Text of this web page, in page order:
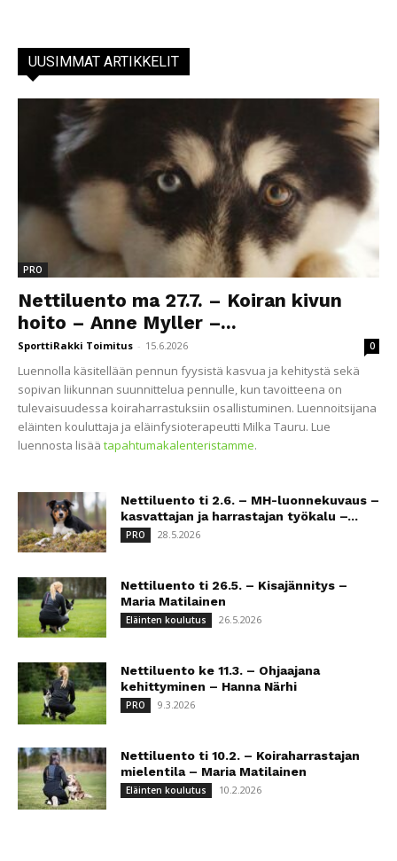
UUSIMMAT ARTIKKELIT
PRO
Nettiluento ma 27.7. – Koiran kivun
hoito – Anne Myller –...
SporttiRakki Toimitus - 15.6.2026 0
Luennolla käsitellään pennun fyysistä kasvua ja kehitystä sekä
sopivan liikunnan suunnittelua pennulle, kun tavoitteena on
tulevaisuudessa koiraharrastuksiin osallistuminen. Luennoitsijana
eläinten kouluttaja ja eläinfysioterapeutti Milka Tauru. Lue
luennosta lisää tapahtumakalenteristamme.
Nettiluento ti 2.6. – MH-luonnekuvaus –
kasvattajan ja harrastajan työkalu –...
PRO 28.5.2026
Nettiluento ti 26.5. – Kisajännitys –
Maria Matilainen
Eläinten koulutus 26.5.2026
Nettiluento ke 11.3. – Ohjaajana
kehittyminen – Hanna Närhi
PRO 9.3.2026
Nettiluento ti 10.2. – Koiraharrastajan
mielentila – Maria Matilainen
Eläinten koulutus 10.2.2026